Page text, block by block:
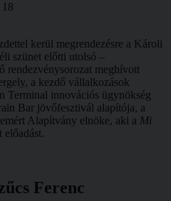
kerül megrendezésre a Károli
szünet előtti utolsó –
rendezvénysorozat meghívott
a kezdő vállalkozások
Terminal innovációs ügynökség
Bar jövőfesztivál alapítója, a
Alapítvány elnöke, aki a Mi
előadást.
Ferenc